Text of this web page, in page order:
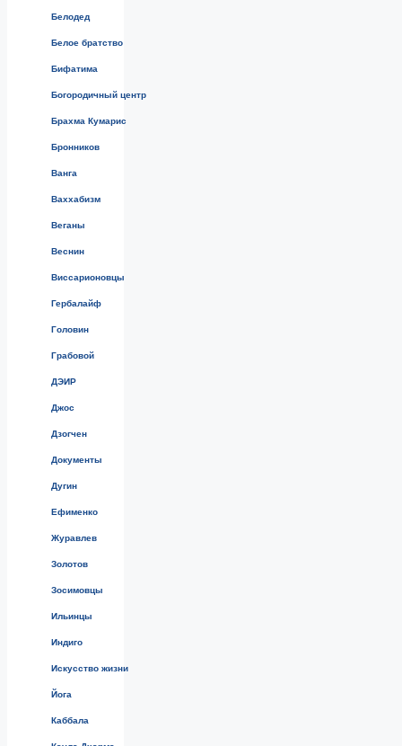
Белодед
Белое братство
Бифатима
Богородичный центр
Брахма Кумарис
Бронников
Ванга
Ваххабизм
Веганы
Веснин
Виссарионовцы
Гербалайф
Головин
Грабовой
ДЭИР
Джос
Дзогчен
Документы
Дугин
Ефименко
Журавлев
Золотов
Зосимовцы
Ильинцы
Индиго
Искусство жизни
Йога
Каббала